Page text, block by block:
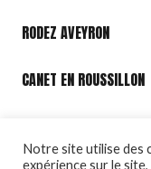
RODEZ AVEYRON
CANET EN ROUSSILLON
Notre site utilise des
expérience sur le